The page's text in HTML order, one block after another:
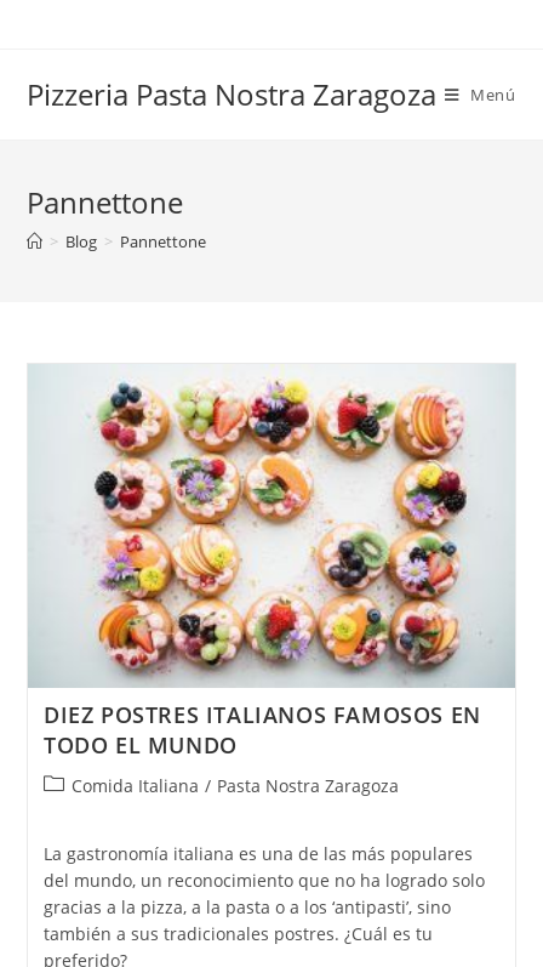
Pizzeria Pasta Nostra Zaragoza Menú
Pannettone
> Blog > Pannettone
DIEZ POSTRES ITALIANOS FAMOSOS EN
TODO EL MUNDO
Categoría
entrada:
Comida Italiana / Pasta Nostra Zaragoza
La gastronomía italiana es una de las más populares
del mundo, un reconocimiento que no ha logrado solo
gracias a la pizza, a la pasta o a los ‘antipasti’, sino
también a sus tradicionales postres. ¿Cuál es tu
preferido?